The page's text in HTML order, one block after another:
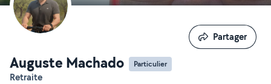
Auguste Machado Particulier
Retraite
Partager
Partager